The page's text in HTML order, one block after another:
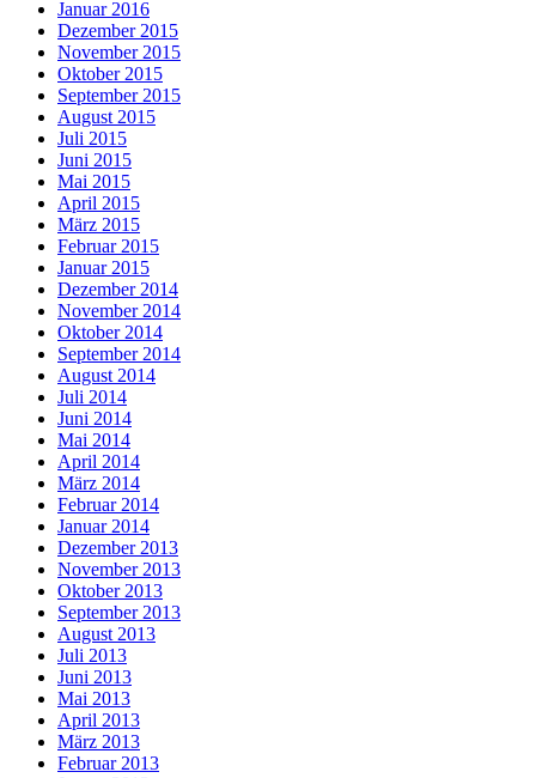
Januar 2016
Dezember 2015
November 2015
Oktober 2015
September 2015
August 2015
Juli 2015
Juni 2015
Mai 2015
April 2015
März 2015
Februar 2015
Januar 2015
Dezember 2014
November 2014
Oktober 2014
September 2014
August 2014
Juli 2014
Juni 2014
Mai 2014
April 2014
März 2014
Februar 2014
Januar 2014
Dezember 2013
November 2013
Oktober 2013
September 2013
August 2013
Juli 2013
Juni 2013
Mai 2013
April 2013
März 2013
Februar 2013